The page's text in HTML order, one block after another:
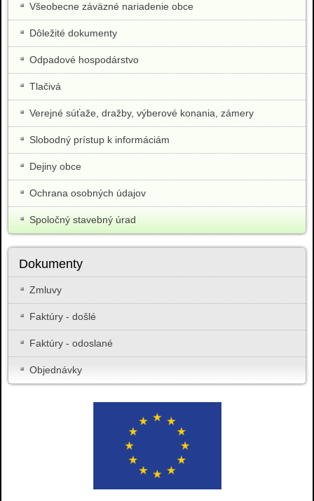
Všeobecne záväzné nariadenie obce
Dôležité dokumenty
Odpadové hospodárstvo
Tlačivá
Verejné súťaže, dražby, výberové konania, zámery
Slobodný prístup k informáciám
Dejiny obce
Ochrana osobných údajov
Spoločný stavebný úrad
Dokumenty
Zmluvy
Faktúry - došlé
Faktúry - odoslané
Objednávky